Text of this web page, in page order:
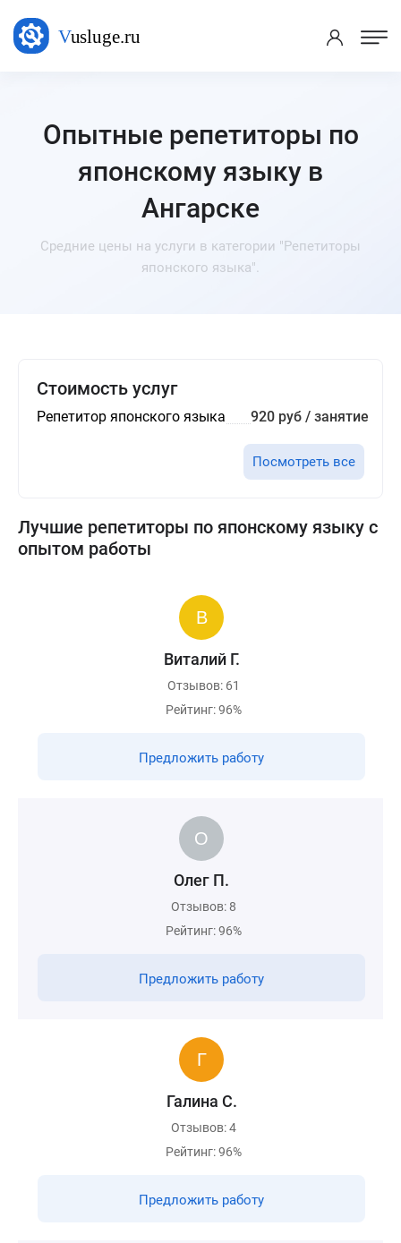
Опытные репетиторы по
японскому языку в
Ангарске
Средние цены на услуги в категории "Репетиторы
японского языка".
Стоимость услуг
Репетитор японского языка 920 руб / занятие
Посмотреть все
Лучшие репетиторы по японскому языку с
опытом работы
Виталий Г.
Отзывов: 61
Рейтинг: 96%
Предложить работу
Олег П.
Отзывов: 8
Рейтинг: 96%
Предложить работу
Галина С.
Отзывов: 4
Рейтинг: 96%
Предложить работу